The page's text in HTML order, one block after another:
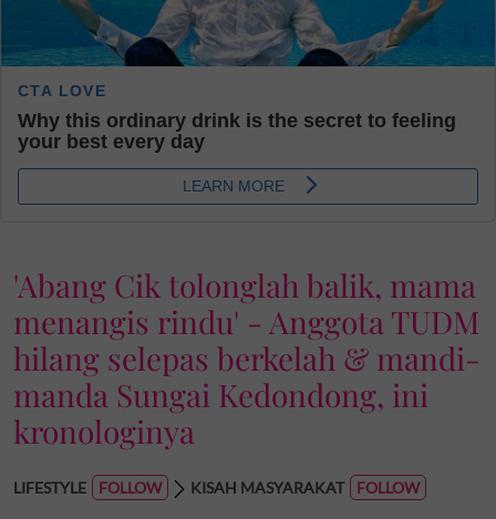
'Abang Cik tolonglah balik, mama
menangis rindu' - Anggota TUDM
hilang selepas berkelah & mandi-
manda Sungai Kedondong, ini
kronologinya
LIFESTYLE KISAH MASYARAKAT